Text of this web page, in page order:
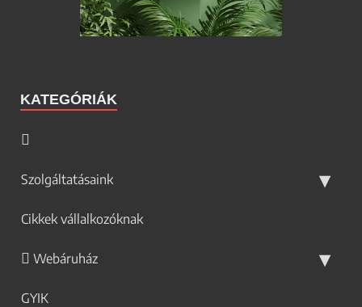
KATEGÓRIÁK
Szolgáltatásaink
Cikkek vállalkozóknak
Webáruház
GYIK